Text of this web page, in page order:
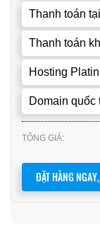
Thanh toán
Thanh toán
Hosting
Domain quốc
TỔNG GIÁ:
ĐẶT HÀNG